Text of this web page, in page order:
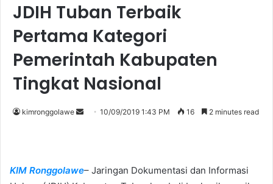
JDIH Tuban Terbaik
Pertama Kategori
Pemerintah Kabupaten
Tingkat Nasional
kimronggolawe
a
10/09/2019 1:43 PM 16 2 minutes read
KIM Ronggolawe– Jaringan Dokumentasi dan Informasi